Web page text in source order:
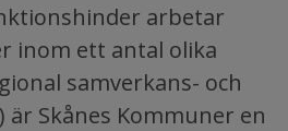
arbetar
inom ett antal olika
samverkans- och
är Skånes Kommuner en